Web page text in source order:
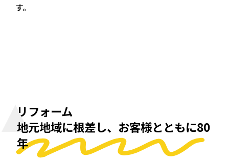
す。
リフォーム
地元地域に根差し、お客様とともに80
年